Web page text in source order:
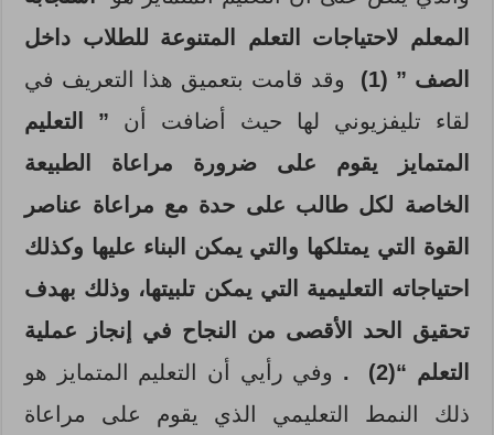
المعلم لاحتياجات التعلم المتنوعة للطلاب داخل
الصف ” (1)
وقد قامت بتعميق هذا التعريف في
لقاء تليفزيوني لها حيث أضافت أن ” التعليم
المتمايز يقوم على ضرورة مراعاة الطبيعة
الخاصة لكل طالب على حدة مع مراعاة عناصر
القوة التي يمتلكها والتي يمكن البناء عليها وكذلك
احتياجاته التعليمية التي يمكن تلبيتها، وذلك بهدف
تحقيق الحد الأقصى من النجاح في إنجاز عملية
التعلم “(2)
. وفي رأيي أن التعليم المتمايز هو
ذلك النمط التعليمي الذي يقوم على مراعاة